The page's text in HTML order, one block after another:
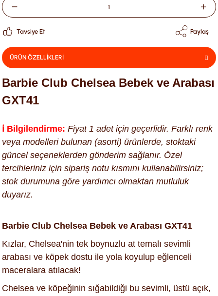
Tavsiye Et Paylaş
ÜRÜN ÖZELLİKLERİ
Barbie Club Chelsea Bebek ve Arabası
GXT41
ℹ️ Bilgilendirme: Fiyat 1 adet için geçerlidir. Farklı renk
veya modelleri bulunan (asorti) ürünlerde, stoktaki
güncel seçeneklerden gönderim sağlanır. Özel
tercihleriniz için sipariş notu kısmını kullanabilirsiniz;
stok durumuna göre yardımcı olmaktan mutluluk
duyarız.
Barbie Club Chelsea Bebek ve Arabası GXT41
Kızlar, Chelsea'nin tek boynuzlu at temalı sevimli
arabası ve köpek dostu ile yola koyulup eğlenceli
maceralara atılacak!
Chelsea ve köpeğinin sığabildiği bu sevimli, üstü açık,